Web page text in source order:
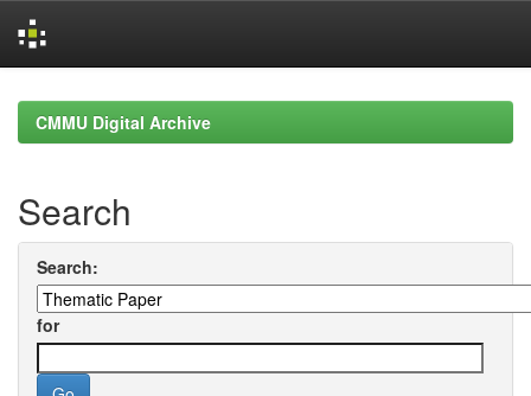
navigationCMMU Digital Archive
Search
Search:
for